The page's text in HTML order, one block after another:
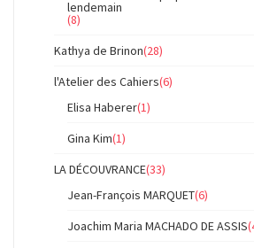
lendemain
(8)
Kathya de Brinon(28)
l'Atelier des Cahiers(6)
Elisa Haberer(1)
Gina Kim(1)
LA DÉCOUVRANCE(33)
Jean-François MARQUET(6)
Joachim Maria MACHADO DE ASSIS